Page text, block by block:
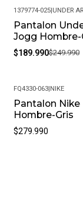
-24%
1379774-025|UNDER
Pantalon
Jogg Hombre-
$189.990$249.990
FQ4330-063|NIKE
Pantalon
Hombre-Gris
$279.990